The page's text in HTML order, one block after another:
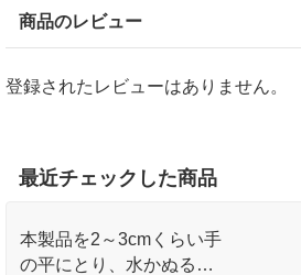
商品のレビュー
登録されたレビューはありません。
最近チェックした商品
本製品を2～3cmくらい手
の平にとり、水かぬるま